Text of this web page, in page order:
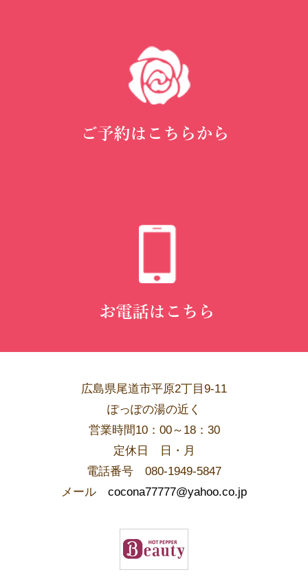
広島県尾道市平原2丁目9-11
ぽっぽの湯の近く
営業時間10：00～18：30
​定休日 日・月
電話番号 080-1949-5847
メール cocona77777@yahoo.co.jp